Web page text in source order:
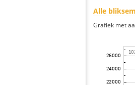
Alle
Grafiek met